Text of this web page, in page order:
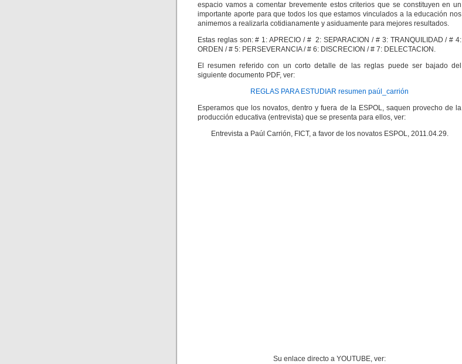
espacio vamos a comentar brevemente estos criterios que se constituyen en un
importante aporte para que todos los que estamos vinculados a la educación nos
animemos a realizarla cotidianamente y asiduamente para mejores resultados.
Estas reglas son: # 1: APRECIO / # 2: SEPARACION / # 3: TRANQUILIDAD / # 4:
ORDEN / # 5: PERSEVERANCIA / # 6: DISCRECION / # 7: DELECTACION.
El resumen referido con un corto detalle de las reglas puede ser bajado del
siguiente documento PDF, ver:
REGLAS PARA ESTUDIAR resumen paúl_carrión
Esperamos que los novatos, dentro y fuera de la ESPOL, saquen provecho de la
producción educativa (entrevista) que se presenta para ellos, ver:
Entrevista a Paúl Carrión, FICT, a favor de los novatos ESPOL, 2011.04.29.
Su enlace directo a YOUTUBE, ver: